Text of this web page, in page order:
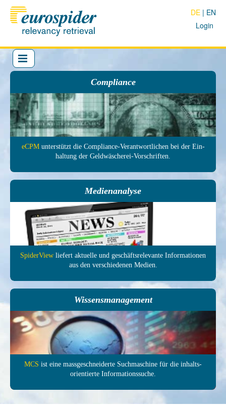
Login
DE EN
Compliance
eCPMunter­stützt die Com­pliance-Ver­antwort­lichen bei der Ein­
haltung der Geld­wäscherei-Vor­schrif­ten.
Medienanalyse
SpiderView liefert aktuelle und ge­schäfts­relevante In­forma­tionen
aus den ver­schie­denen Medien.
Wissensmanagement
MCS ist eine mass­ge­schneiderte Such­maschine für die inhalts­
orientierte In­formations­suche.